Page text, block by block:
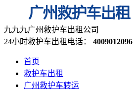
九九九广州救护车出租公司
24小时救护车出租电话：
4009012096
首页
救护车出租
广州救护车转运